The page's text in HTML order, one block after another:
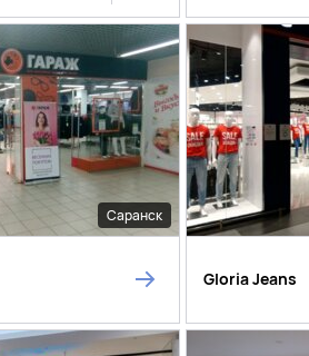
Саранск
Gloria Jeans